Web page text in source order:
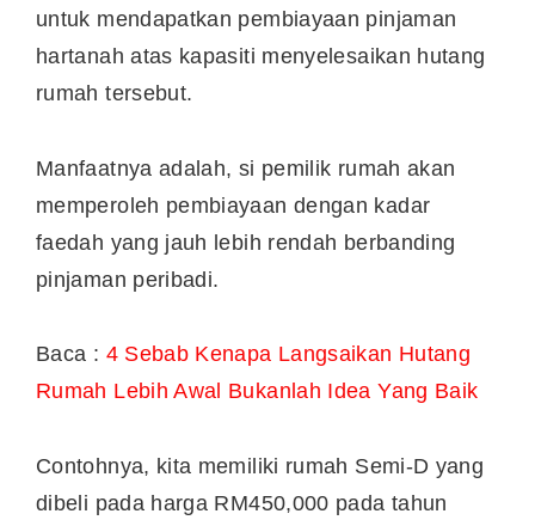
untuk mendapatkan pembiayaan pinjaman
hartanah atas kapasiti menyelesaikan hutang
rumah tersebut.
Manfaatnya adalah, si pemilik rumah akan
memperoleh pembiayaan dengan kadar
faedah yang jauh lebih rendah berbanding
pinjaman peribadi.
Baca : 4 Sebab Kenapa Langsaikan Hutang
Rumah Lebih Awal Bukanlah Idea Yang Baik
Contohnya, kita memiliki rumah Semi-D yang
dibeli pada harga RM450,000 pada tahun